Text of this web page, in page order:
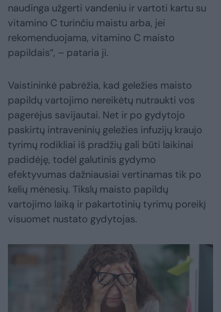
naudinga užgerti vandeniu ir vartoti kartu su
vitamino C turinčiu maistu arba, jei
rekomenduojama, vitamino C maisto
papildais“, – pataria ji.
Vaistininkė pabrėžia, kad geležies maisto
papildų vartojimo nereikėtų nutraukti vos
pagerėjus savijautai. Net ir po gydytojo
paskirtų intraveninių geležies infuzijų kraujo
tyrimų rodikliai iš pradžių gali būti laikinai
padidėję, todėl galutinis gydymo
efektyvumas dažniausiai vertinamas tik po
kelių mėnesių. Tikslų maisto papildų
vartojimo laiką ir pakartotinių tyrimų poreikį
visuomet nustato gydytojas.